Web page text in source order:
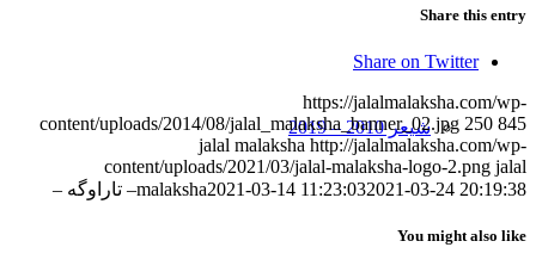
شیعر 2010 – 2019
Share this entry
Share on Twitter
https://jalalmalaksha.com/wp-
content/uploads/2014/08/jalal_malaksha_banner_02.jpg 250 845
jalal malaksha http://jalalmalaksha.com/wp-
content/uploads/2021/03/jalal-malaksha-logo-2.png jalal
malaksha2021-03-14 11:23:032021-03-24 20:19:38 – تاراوگه –
You might also like